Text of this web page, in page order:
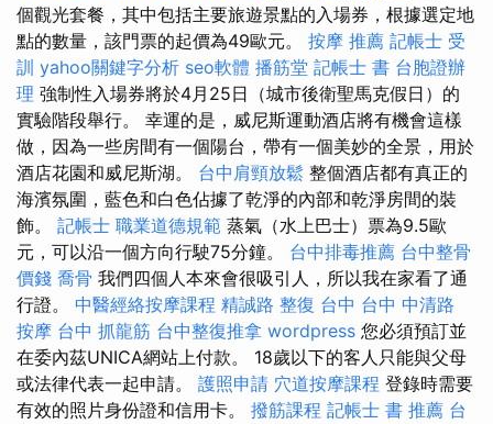
個觀光套餐，其中包括主要旅遊景點的入場券，根據選定地
點的數量，該門票的起價為49歐元。 按摩 推薦 記帳士 受
訓 yahoo關鍵字分析 seo軟體 播筋堂 記帳士 書 台胞證辦
理 強制性入場券將於4月25日（城市後衛聖馬克假日）的
實驗階段舉行。 幸運的是，威尼斯運動酒店將有機會這樣
做，因為一些房間有一個陽台，帶有一個美妙的全景，用於
酒店花園和威尼斯湖。 台中肩頸放鬆 整個酒店都有真正的
海濱氛圍，藍色和白色佔據了乾淨的內部和乾淨房間的裝
飾。 記帳士 職業道德規範 蒸氣（水上巴士）票為9.5歐
元，可以沿一個方向行駛75分鐘。 台中排毒推薦 台中整骨
價錢 喬骨 我們四個人本來會很吸引人，所以我在家看了通
行證。 中醫經絡按摩課程 精誠路 整復 台中 台中 中清路
按摩 台中 抓龍筋 台中整復推拿 wordpress 您必須預訂並
在委內茲UNICA網站上付款。 18歲以下的客人只能與父母
或法律代表一起申請。 護照申請 穴道按摩課程 登錄時需要
有效的照片身份證和信用卡。 撥筋課程 記帳士 書 推薦 台